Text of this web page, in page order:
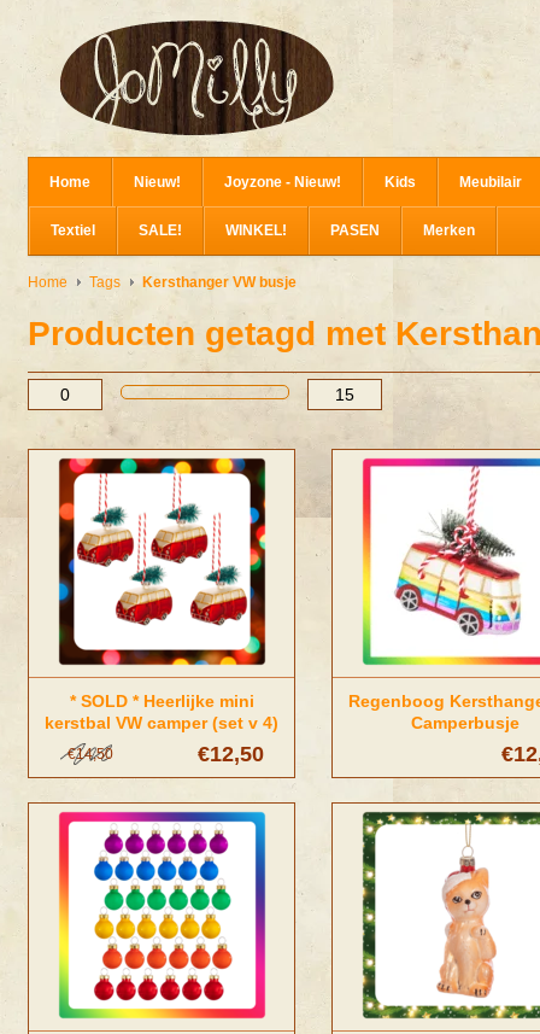
Home Nieuw! Joyzone - Nieuw! Kids Meubilair
Textiel SALE! WINKEL! PASEN Merken
Home Tags Kersthanger VW busje
Producten getagd met
* SOLD * Heerlijke mini
kerstbal VW camper (set v 4)
€12,50
€14,50
Regenboog
Camperbusje